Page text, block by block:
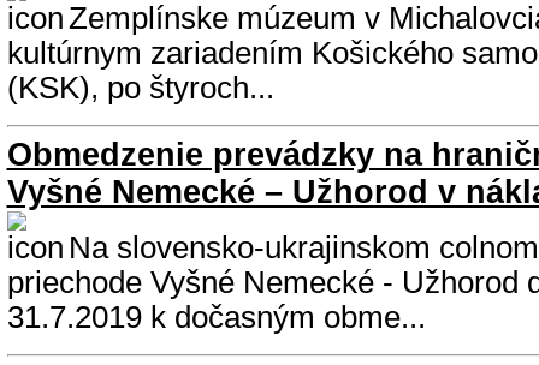
Zemplínske múzeum v
kultúrnym zariadením Košického
(KSK), po štyroch...
Obmedzenie prevádzky na
Vyšné Nemecké – Užhorod v
Na slovensko-ukrajinskom
priechode Vyšné Nemecké - Užhorod
31.7.2019 k dočasným obme...